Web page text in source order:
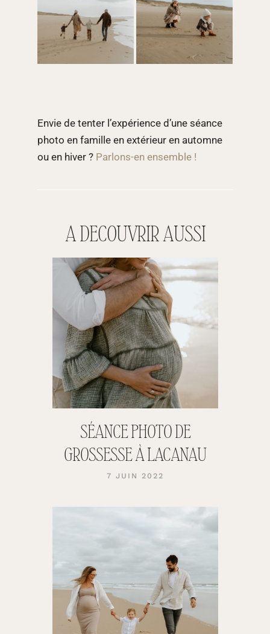
Envie de tenter l’expérience d’une séance
photo en famille en extérieur en automne
ou en hiver ? Parlons-en ensemble !
A DECOUVRIR AUSSI
SÉANCE PHOTO DE
GROSSESSE À LACANAU
7 JUIN 2022